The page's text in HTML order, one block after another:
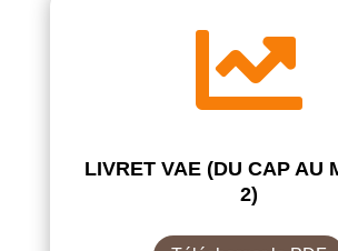

LIVRET VAE (DU CAP AU
2)